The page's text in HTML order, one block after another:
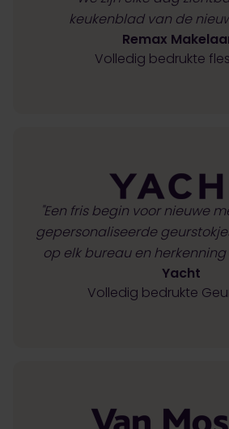
keukenblad van de
Remax
Volledig bedrukte
"Een fris begin voor nieuwe
gepersonaliseerde
op elk bureau en herkenning
Yacht
Volledig bedrukte